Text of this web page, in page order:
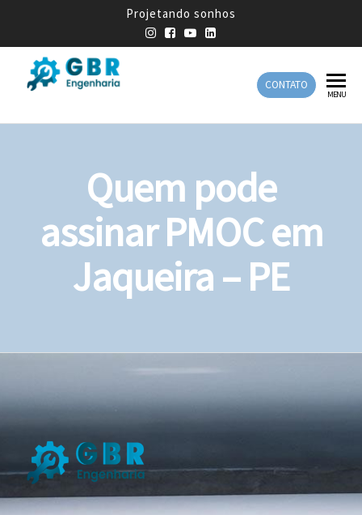
Projetando sonhos
Engenharia
Engenharia
CONTATO
MENU
Quem pode
assinar PMOC em
Jaqueira – PE